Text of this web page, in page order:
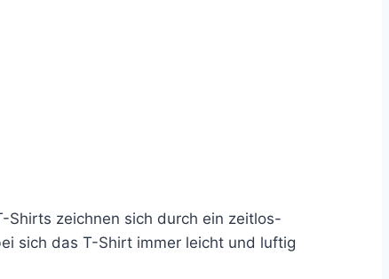
Shirts zeichnen sich durch ein zeitlos-
sich das T-Shirt immer leicht und luftig